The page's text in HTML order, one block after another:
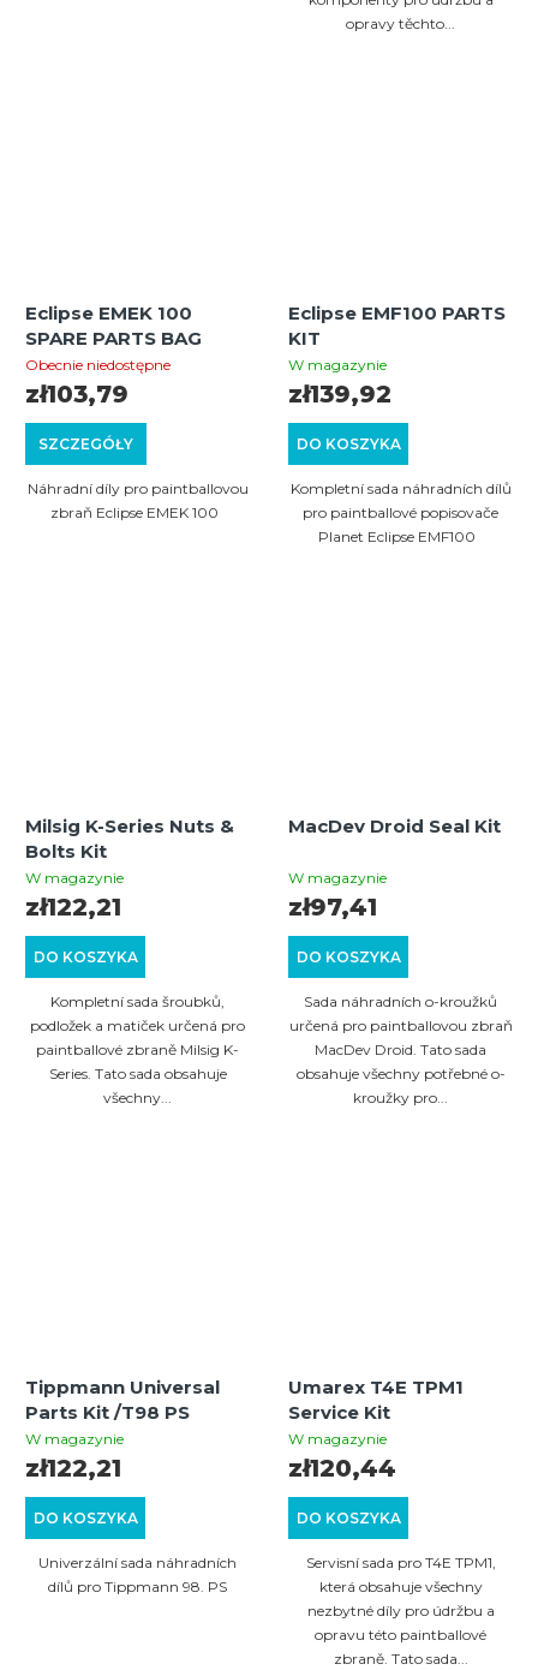
opravy těchto...
Eclipse EMEK 100
SPARE PARTS BAG
Obecnie niedostępne
SZCZEGÓŁY
zł103,79
Náhradní díly pro paintballovou
zbraň Eclipse EMEK 100
Eclipse EMF100 PARTS
KIT
W magazynie
DO KOSZYKA
zł139,92
Kompletní sada náhradních dílů
pro paintballové popisovače
Planet Eclipse EMF100
Milsig K-Series Nuts &
Bolts Kit
W magazynie
DO KOSZYKA
zł122,21
Kompletní sada šroubků,
podložek a matiček určená pro
paintballové zbraně Milsig K-
Series. Tato sada obsahuje
všechny...
MacDev Droid Seal Kit
W magazynie
DO KOSZYKA
zł97,41
Sada náhradních o-kroužků
určená pro paintballovou zbraň
MacDev Droid. Tato sada
obsahuje všechny potřebné o-
kroužky pro...
Tippmann Universal
Parts Kit /T98 PS
W magazynie
DO KOSZYKA
zł122,21
Univerzální sada náhradních
dílů pro Tippmann 98. PS
Umarex T4E TPM1
Service Kit
W magazynie
DO KOSZYKA
zł120,44
Servisní sada pro T4E TPM1,
která obsahuje všechny
nezbytné díly pro údržbu a
opravu této paintballové
zbraně. Tato sada...